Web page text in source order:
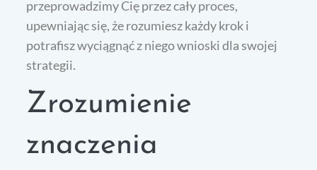
przeprowadzimy Cię przez cały proces,
upewniając się, że rozumiesz każdy krok i
potrafisz wyciągnąć z niego wnioski dla swojej
strategii.
Zrozumienie
znaczenia